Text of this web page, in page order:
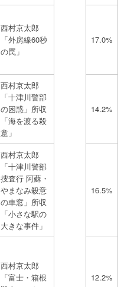
西村京太郎
「外房線60秒
の罠」
17.0%
西村京太郎
「十津川警部
の困惑」所収
「海を渡る殺
意」
14.2%
西村京太郎
「十津川警部
捜査行 阿蘇・
やまなみ殺意
の車窓」所収
「小さな駅の
大きな事件」
16.5%
西村京太郎
「富士・箱根
12.2%